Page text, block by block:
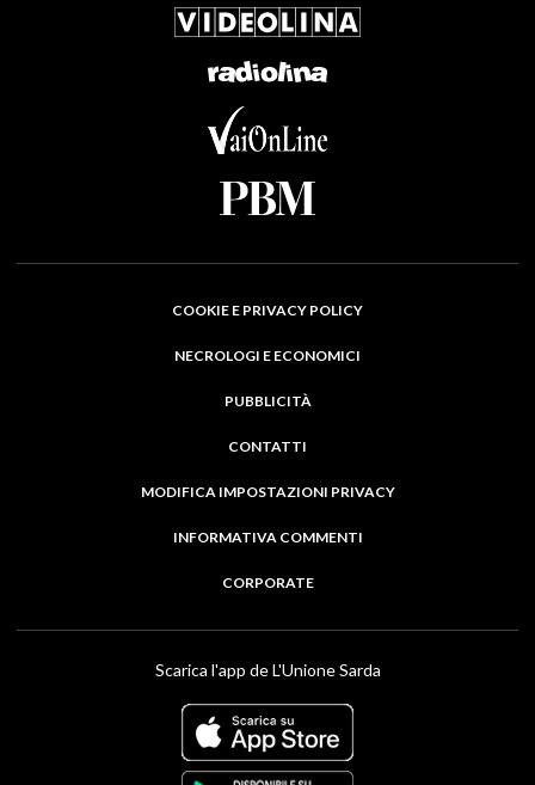
COOKIE E PRIVACY POLICY
NECROLOGI E ECONOMICI
PUBBLICITÀ
CONTATTI
MODIFICA IMPOSTAZIONI PRIVACY
INFORMATIVA COMMENTI
CORPORATE
Scarica l'app de L'Unione Sarda